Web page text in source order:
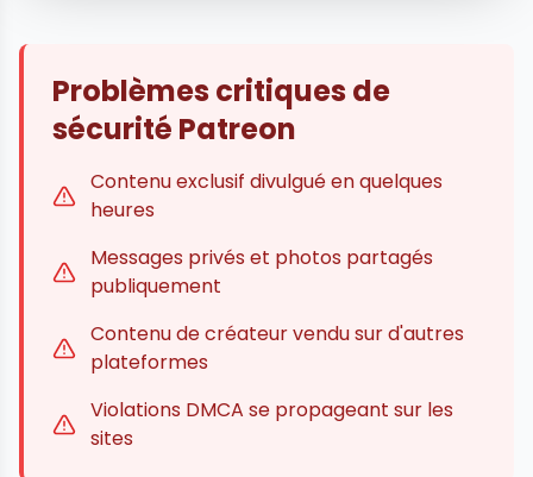
Problèmes critiques de
sécurité Patreon
Contenu exclusif divulgué en quelques
heures
Messages privés et photos partagés
publiquement
Contenu de créateur vendu sur d'autres
plateformes
Violations DMCA se propageant sur les
sites